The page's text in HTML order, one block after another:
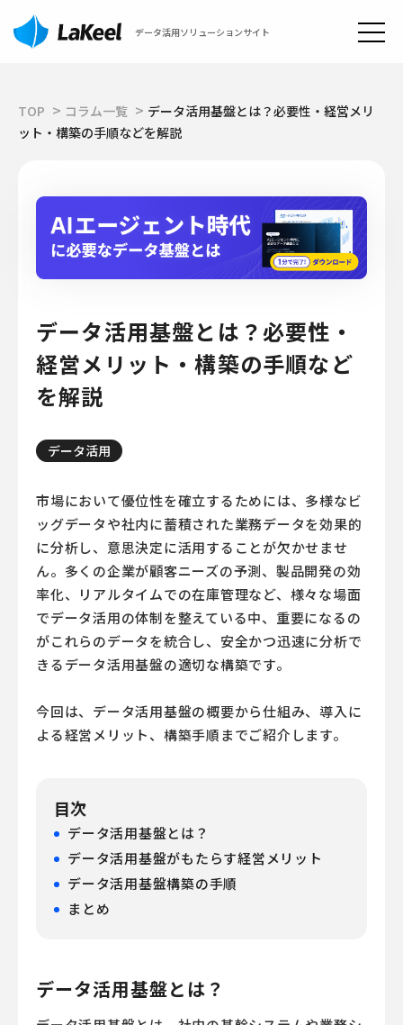
データ活用ソリューションサイト
TOP コラム一覧
データ活用基盤とは？必要性・経営メリ
ット・構築の手順などを解説
データ活用基盤とは？必要性・
経営メリット・構築の手順など
を解説
データ活用
市場において優位性を確立するためには、多様なビ
ッグデータや社内に蓄積された業務データを効果的
に分析し、意思決定に活用することが欠かせませ
ん。多くの企業が顧客ニーズの予測、製品開発の効
率化、リアルタイムでの在庫管理など、様々な場面
でデータ活用の体制を整えている中、重要になるの
がこれらのデータを統合し、安全かつ迅速に分析で
きるデータ活用基盤の適切な構築です。
今回は、データ活用基盤の概要から仕組み、導入に
よる経営メリット、構築手順までご紹介します。
目次
データ活用基盤とは？
データ活用基盤がもたらす経営メリット
データ活用基盤構築の手順
まとめ
データ活用基盤とは？